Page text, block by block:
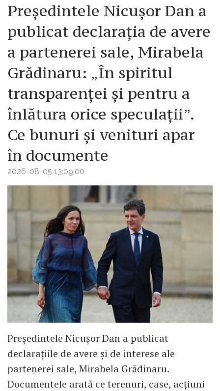
Președintele Nicușor Dan a
publicat declarația de avere
a partenerei sale, Mirabela
Grădinaru: „În spiritul
transparenței și pentru a
înlătura orice speculații”.
Ce bunuri și venituri apar
în documente
2026-08-05 13:09:00
Președintele Nicușor Dan a publicat
declarațiile de avere și de interese ale
partenerei sale, Mirabela Grădinaru.
Documentele arată ce terenuri, case, acțiuni